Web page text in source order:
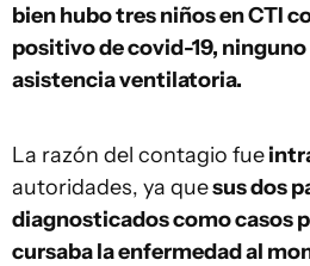
bien hubo tres niños en CTI
positivo de covid-19,
asistencia ventilatoria.
La razón del contagio fue
autoridades, ya quesus dos
diagnosticados como casos
cursaba la enfermedad al